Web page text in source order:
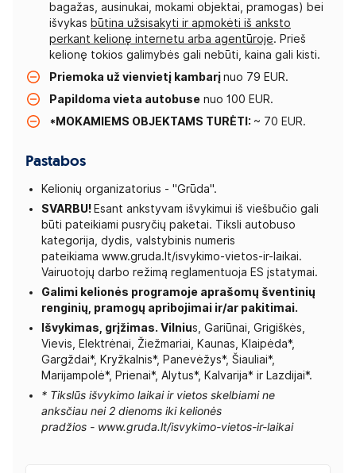
bagažas, ausinukai, mokami objektai, pramogas) bei
išvykas būtina užsisakyti ir apmokėti iš anksto
perkant kelionę internetu arba agentūroje. Prieš
kelionę tokios galimybės gali nebūti, kaina gali kisti.
Priemoka už vienvietį kambarįnuo 79 EUR.
Papildoma vieta autobuse nuo 100 EUR.
*MOKAMIEMS OBJEKTAMS TURĖTI: ~ 70 EUR.
Pastabos
Kelionių organizatorius - "Grūda".
SVARBU! Esant ankstyvam išvykimui iš viešbučio gali
būti pateikiami pusryčių paketai. Tiksli autobuso
kategorija, dydis, valstybinis numeris
pateikiama www.gruda.lt/isvykimo-vietos-ir-laikai.
Vairuotojų darbo režimą reglamentuoja ES įstatymai.
Galimi kelionės programoje aprašomų šventinių
renginių, pramogų apribojimai ir/ar pakitimai.
Išvykimas, grįžimas. Vilnius, Gariūnai, Grigiškės,
Vievis, Elektrėnai, Žiežmariai, Kaunas, Klaipėda*,
Gargždai*, Kryžkalnis*, Pane­vėžys*, Šiauliai*,
Marijampolė*, Prienai*, Alytus*, Kalvarija* ir Lazdijai*.
* Tikslūs išvykimo laikai ir vietos skelbiami ne
anksčiau nei 2 dienoms iki kelionės
pradžios - www.gruda.lt/isvykimo-vietos-ir-laikai